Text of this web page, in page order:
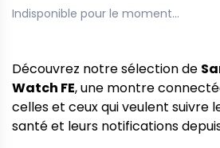
Découvrez notre sélection de
Watch FE, une montre
celles et ceux qui veulent suivre
santé et leurs notifications
Indisponible pour le moment...